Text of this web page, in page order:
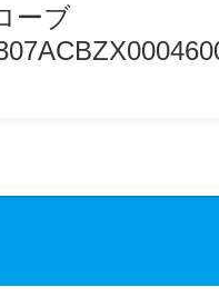
ーブ